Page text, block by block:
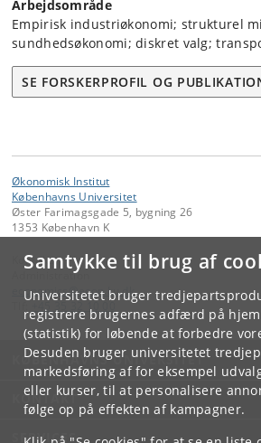
Samtykke til brug af
Universitetet bruger
registrere brugernes adfærd på
(statistik) for løbende at forbedre
Desuden bruger universitetet
markedsføring af for eksempel
eller kurser, til at personalisere
følge op på effekten af kampagner.
Arbejdsområde
Empirisk industriøkonomi; strukturel
sundhedsøkonomi; diskret valg;
SE FORSKERPROFIL OG
Økonomisk Institut
Københavns Universitet
Øster Farimagsgade 5, bygning 26
1353 København K
Kontakt:
Administration
economics@econ. ku.dk
KØBENHAVNS UNIVERSITET
KONTAKT
SERVICES